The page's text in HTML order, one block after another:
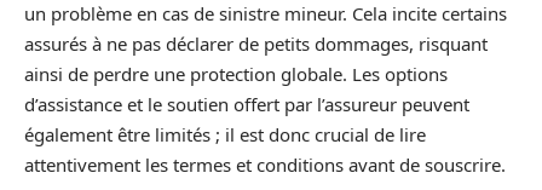
un problème en cas de sinistre mineur. Cela incite certains
assurés à ne pas déclarer de petits dommages, risquant
ainsi de perdre une protection globale. Les options
d’assistance et le soutien offert par l’assureur peuvent
également être limités ; il est donc crucial de lire
attentivement les termes et conditions avant de souscrire.